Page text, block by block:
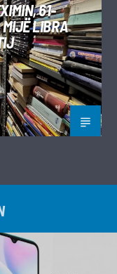
61-
MIJË LIBRA